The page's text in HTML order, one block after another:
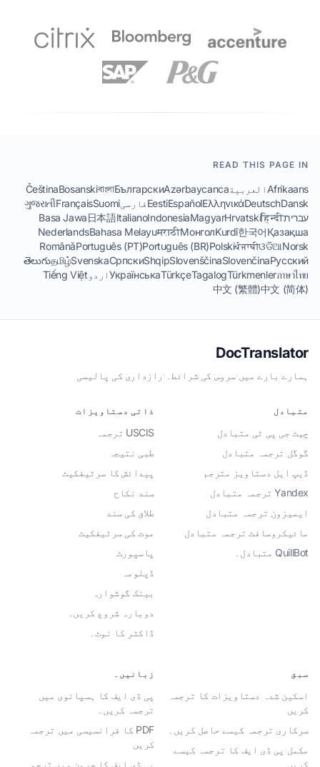
READ THIS PAGE IN
Afrikaans العربيةAzərbaycanca
Български
বাংলা
Bosanski
Čeština
Dansk
Deutsch
Ελληνικά
Español
EestiفارسیSuomi
Français
ગુજરાતી
עבריתहिन्दी
Hrvatski
Magyar
Indonesia
Italiano
日本語
Basa Jawa
Қазақша
한국어
Kurdî
Монгол
मराठी
Bahasa Melayu
Nederlands
Norsk
ଓଡିଆ
ਪੰਜਾਬੀ
Polski
Português (BR)
Português (PT)
Română
Русский
Slovenčina
Slovenščina
Shqip
Српски
Svenska
தமிழ்
తెలుగు
ภาษาไทย
Türkmenler
Tagalog
Türkçe
Українськаاردو Tiếng Việt
中文 (简体)
中文 (繁體)
DocTranslator
ہمارے بارے میں·سروس کی شرائط۔ ·رازداری کی پالیسی
متبادل
چیٹ جی پی ٹی متبادل
گوگل ترجمہ متبادل
ڈیپ ایل دستاویز مترجم
Yandex ترجمہ متبادل
ایمیزون ترجمہ متبادل
مائیکروسافٹ ترجمہ متبادل
QuillBot متبادل۔
ذاتی دستاویزات
USCIS ترجمہ
طبی نتیجہ
پیدائش کا سرٹیفکیٹ
سند نکاح
طلاق کی سند
موت کی سرٹیفکیٹ
پاسپورٹ
ڈپلومہ
بینک گوشوارہ
دوبارہ شروع کریں۔
ڈاکٹر کا نوٹ۔
سبق
اسکین شدہ دستاویزات کا ترجمہ
کریں
سرکاری ترجمہ کیسے حاصل کریں۔
مکمل پی ڈی ایف کا ترجمہ کیسے
کریں۔
زبانیں۔
پی ڈی ایف کا ہسپانوی میں
ترجمہ کریں۔
PDF کا فرانسیسی میں ترجمہ
کریں
پی ڈی ایف کا جرمن میں ترجمہ